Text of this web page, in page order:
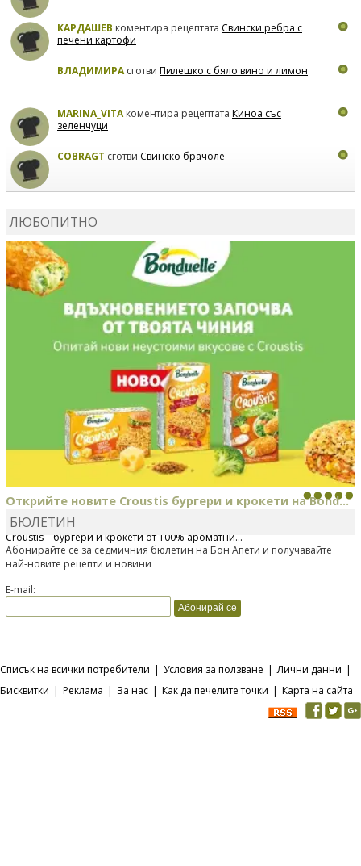
КАРДАШЕВ коментира рецептата Свински ребра с
печени картофи
ВЛАДИМИРАсготви Пилешко с бяло вино и лимон
MARINA_VITAкоментира рецептата Киноа със
зеленчуци
COBRAGT сготви Свинско брачоле
DANKOLOVAсготвиФокача със синьо сирене, лук и
орехи
ЛЮБОПИТНО
Открийте новите Croustis бургери и крокети на Bond...
Bonduelle току-що представи нова вълнуваща продуктова линия
Croustis – бургери и крокети от 100% ароматни...
БЮЛЕТИН
Абонирайте се за седмичния бюлетин на Бон Апети и получавайте
най-новите рецепти и новини
E-mail:
Списък на всички потребители | Условия за ползване | Лични данни |
Бисквитки | Реклама | За нас | Как да печелите точки | Карта на сайта